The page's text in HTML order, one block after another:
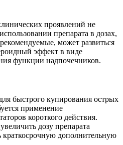
проявлений не
препарата в дозах,
может развиться
эффект в виде
функции надпочечников.
быстрого купирования острых
применение
короткого действия.
дозу препарата
дополнительную